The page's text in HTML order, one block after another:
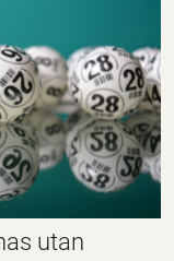
utan